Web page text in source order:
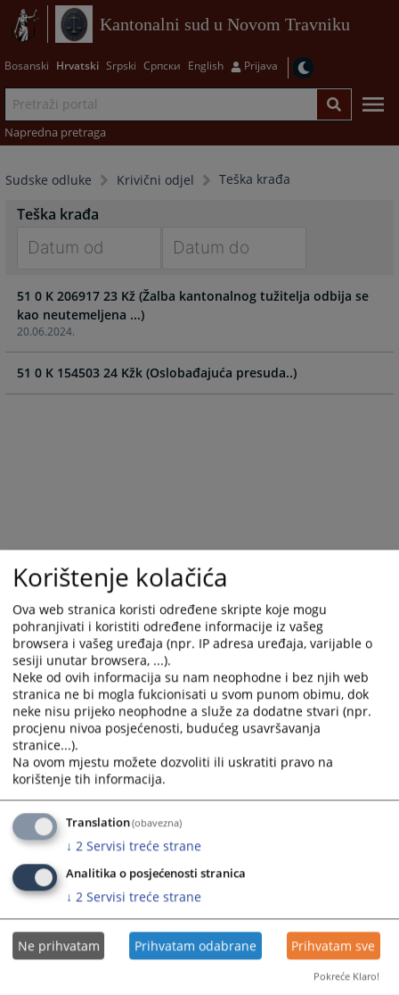
Kantonalni sud u Novom Travniku
Bosanski Hrvatski Srpski Српски English Prijava
Napredna pretraga
Sudske odluke Krivični odjel Teška krađa
Teška krađa
forward
to
interact
with
the
calendar
mark
key
to
get
the
keyboard
shortcuts
for
changing
dates.
forward
with
the
calendar
mark
key
to
get
the
keyboard
shortcuts
for
changing
dates.
20.06.2024.
51 0 K 206917 23 Kž (Žalba kantonalnog tužitelja odbija se
kao neutemeljena ...)
51 0 K 154503 24 Kžk (Oslobađajuća presuda..)
Korištenje kolačića
Ova web stranica koristi određene skripte koje mogu
pohranjivati i koristiti određene informacije iz vašeg
browsera i vašeg uređaja (npr. IP adresa uređaja, varijable o
sesiji unutar browsera, ...).
Neke od ovih informacija su nam neophodne i bez njih web
stranica ne bi mogla fukcionisati u svom punom obimu, dok
neke nisu prijeko neophodne a služe za dodatne stvari (npr.
procjenu nivoa posjećenosti, budućeg usavršavanja
stranice...).
Na ovom mjestu možete dozvoliti ili uskratiti pravo na
korištenje tih informacija.
Translation(obavezna)
↓ 2 Servisi treće strane
Analitika o posjećenosti stranica
↓ 2 Servisi treće strane
Ne prihvatam Prihvatam odabrane Prihvatam sve
Pokreće Klaro!